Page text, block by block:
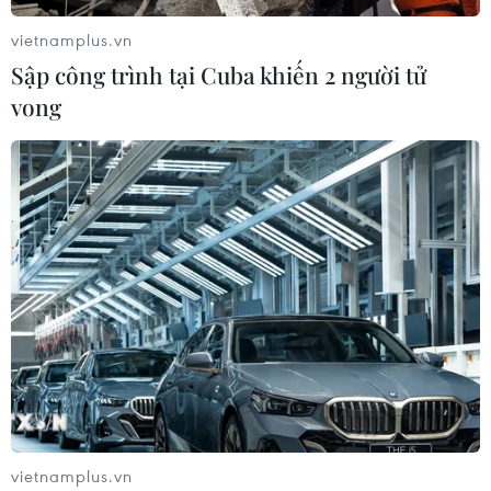
và phế liệu vonfram trong một năm
Brazil hạ cấp quan hệ với Argentina,
căng thẳng ngoại giao với Mỹ
05/08/2026 03:55
Mỹ dự chi thêm 1,4 tỷ USD cho hoạt
động của Vệ binh Quốc gia
05/08/2026 03:26
Báo Argentina nói ngành vật liệu
vietnamplus.vn
Sập công trình tại Cuba khiến 2 người tử
vong
vietnamplus.vn